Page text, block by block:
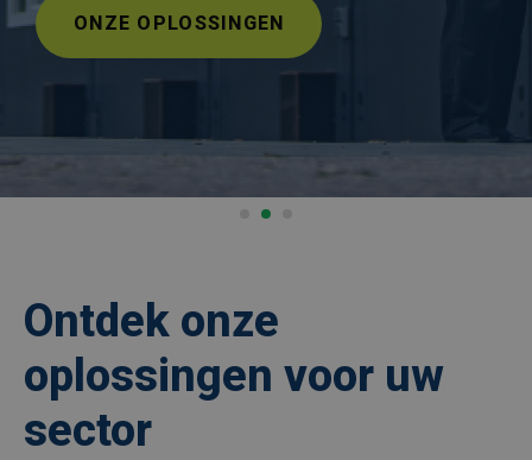
ONZE OPLOSSINGEN
Ontdek onze
oplossingen voor uw
sector